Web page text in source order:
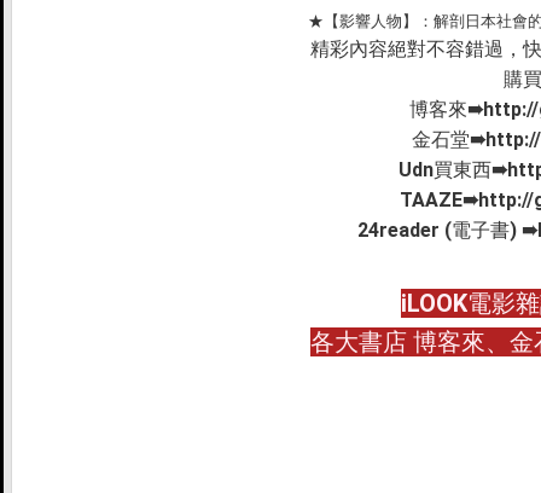
★【影響人物】：解剖日本社會
精彩內容絕對不容錯過，
購
博客來➠http://
金石堂➠
Udn買東西➠
TAAZE➠http://
24reader (電子書) ➠
iLOOK電影
各大書店 博客來、